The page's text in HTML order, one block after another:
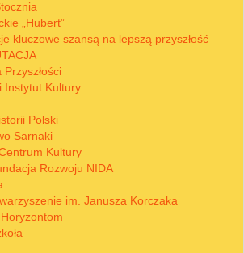
„Hubert”
kluczowe szansą na lepszą przyszłość
Instytut Kultury
Polski
Sarnaki
Kultury
Rozwoju NIDA
im. Janusza Korczaka